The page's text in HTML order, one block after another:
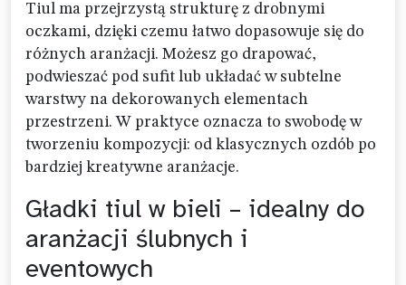
Tiul ma przejrzystą strukturę z drobnymi
oczkami, dzięki czemu łatwo dopasowuje się do
różnych aranżacji. Możesz go drapować,
podwieszać pod sufit lub układać w subtelne
warstwy na dekorowanych elementach
przestrzeni. W praktyce oznacza to swobodę w
tworzeniu kompozycji: od klasycznych ozdób po
bardziej kreatywne aranżacje.
Gładki tiul w bieli – idealny do
aranżacji ślubnych i
eventowych